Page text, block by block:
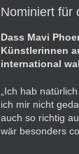
Nominiert für
Dass Mavi
Künstlerinnen
international
„Ich hab
ich mir nicht
auch so richtig
wär besonders